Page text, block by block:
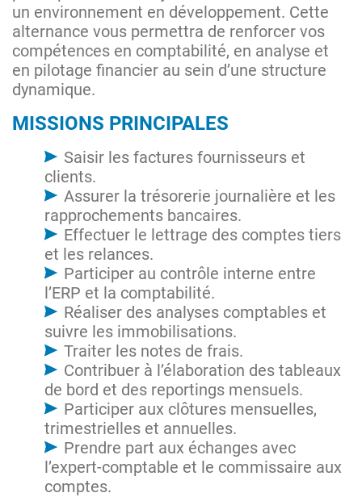
un environnement en développement. Cette
alternance vous permettra de renforcer vos
compétences en comptabilité, en analyse et
en pilotage financier au sein d’une structure
dynamique.
MISSIONS PRINCIPALES
Saisir les factures fournisseurs et
clients.
Assurer la trésorerie journalière et les
rapprochements bancaires.
Effectuer le lettrage des comptes tiers
et les relances.
Participer au contrôle interne entre
l’ERP et la comptabilité.
Réaliser des analyses comptables et
suivre les immobilisations.
Traiter les notes de frais.
Contribuer à l’élaboration des tableaux
de bord et des reportings mensuels.
Participer aux clôtures mensuelles,
trimestrielles et annuelles.
Prendre part aux échanges avec
l’expert-comptable et le commissaire aux
comptes.